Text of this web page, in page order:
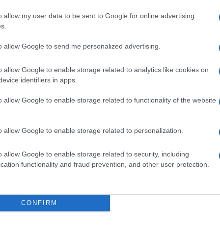
allow my user data to be sent to Google for online advertising
allow Google to send me personalized advertising.
allow Google to enable storage related to analytics like cookies on
identifiers in apps.
allow Google to enable storage related to functionality of the website
allow Google to enable storage related to personalization.
allow Google to enable storage related to security, including
functionality and fraud prevention, and other user protection.
CONFIRM
+ Esporta iCal